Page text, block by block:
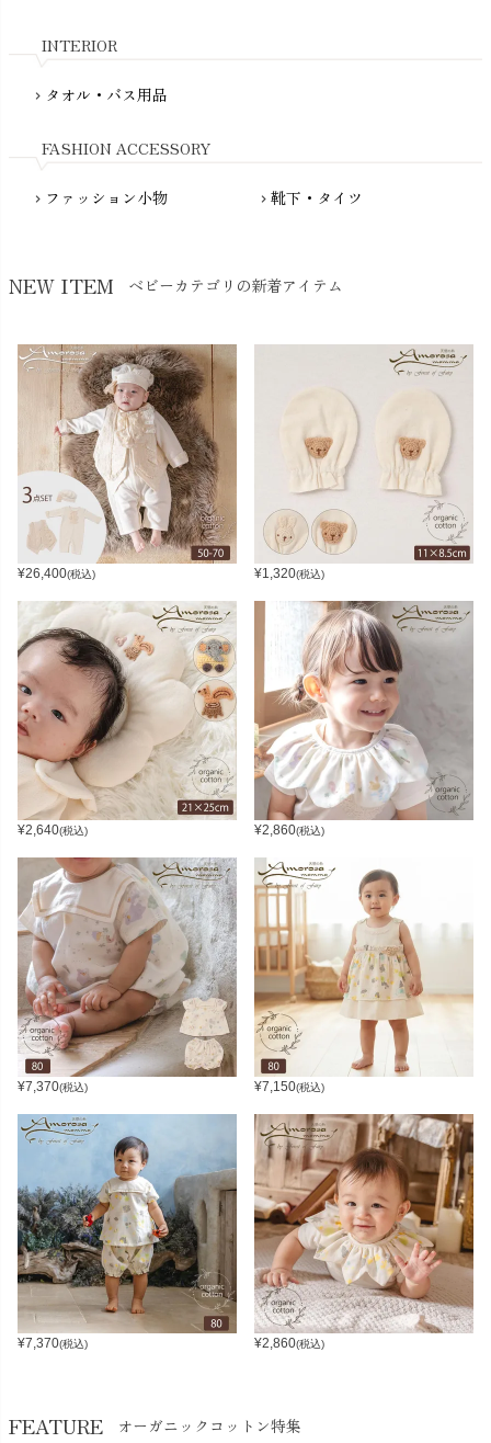
NATURAPURA（ナチュラプラ）
NewNative（ニューネイティブ）
INTERIOR
chevron_right タオル・バス用品
FASHION ACCESSORY
chevron_right ファッション小物 chevron_right 靴下・タイツ
NEW ITEM ベビーカテゴリの新着アイテム
¥26,400(税込) ¥1,320(税込)
¥2,640(税込) ¥2,860(税込)
¥7,370(税込) ¥7,150(税込)
¥7,370(税込) ¥2,860(税込)
FEATURE オーガニックコットン特集